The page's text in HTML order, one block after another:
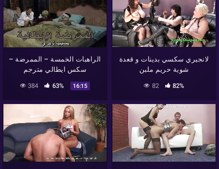
الراهبات الخمسة – الممرضة –
سكس ايطالي مترجم
384 63% 16:15
لانجيري سكسي بدينات و قعدة
شوية حريم ملبن
82 82%